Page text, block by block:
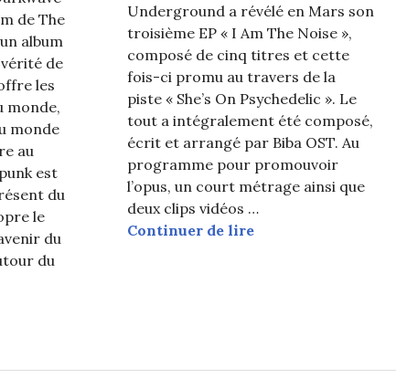
de The
album
de
les
monde,
monde
au
est
du
le
du
du
focus sur The Black Underground et les MVs de
Underground a révélé en Mars son
troisième EP « I Am The Noise »,
composé de cinq titres et cette
fois-ci promu au travers de la
piste « She’s On Psychedelic ». Le
tout a intégralement été composé,
écrit et arrangé par Biba OST. Au
programme pour promouvoir
l’opus, un court métrage ainsi que
deux clips vidéos …
Continuer de lireK-Indie : focus sur